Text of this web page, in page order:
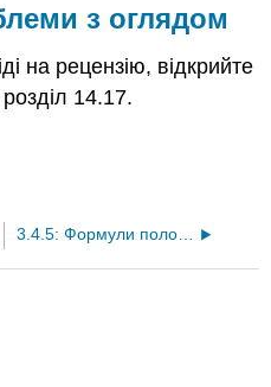
з оглядом
на рецензію, відкрийте
розділ 14.17.
3.4.5: Формули половинного кута